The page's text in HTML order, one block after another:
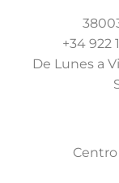
+34 922
De Lunes a
Centro